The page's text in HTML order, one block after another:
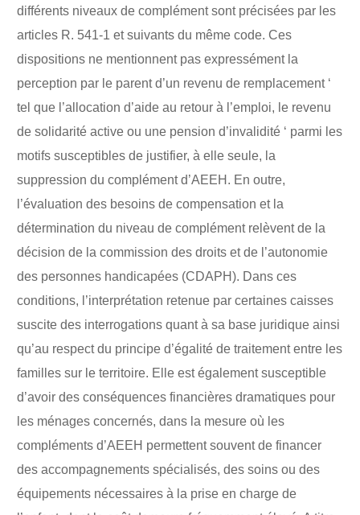
différents niveaux de complément sont précisées par les
articles R. 541-1 et suivants du même code. Ces
dispositions ne mentionnent pas expressément la
perception par le parent d’un revenu de remplacement ‘
tel que l’allocation d’aide au retour à l’emploi, le revenu
de solidarité active ou une pension d’invalidité ‘ parmi les
motifs susceptibles de justifier, à elle seule, la
suppression du complément d’AEEH. En outre,
l’évaluation des besoins de compensation et la
détermination du niveau de complément relèvent de la
décision de la commission des droits et de l’autonomie
des personnes handicapées (CDAPH). Dans ces
conditions, l’interprétation retenue par certaines caisses
suscite des interrogations quant à sa base juridique ainsi
qu’au respect du principe d’égalité de traitement entre les
familles sur le territoire. Elle est également susceptible
d’avoir des conséquences financières dramatiques pour
les ménages concernés, dans la mesure où les
compléments d’AEEH permettent souvent de financer
des accompagnements spécialisés, des soins ou des
équipements nécessaires à la prise en charge de